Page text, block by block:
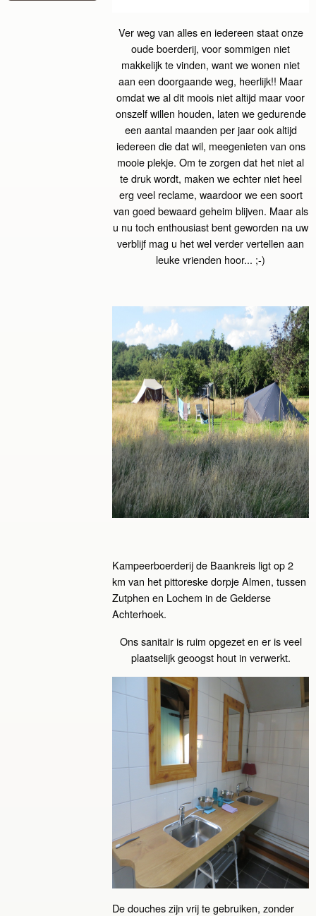
Ver weg van alles en iedereen staat onze
oude boerderij, voor sommigen niet
makkelijk te vinden, want we wonen niet
aan een doorgaande weg, heerlijk!! Maar
omdat we al dit moois niet altijd maar voor
onszelf willen houden, laten we gedurende
een aantal maanden per jaar ook altijd
iedereen die dat wil, meegenieten van ons
mooie plekje. Om te zorgen dat het niet al
te druk wordt, maken we echter niet heel
erg veel reclame, waardoor we een soort
van goed bewaard geheim blijven. Maar als
u nu toch enthousiast bent geworden na uw
verblijf mag u het wel verder vertellen aan
leuke vrienden hoor... ;-)
Kampeerboerderij de Baankreis ligt op 2
km van het pittoreske dorpje Almen, tussen
Zutphen en Lochem in de Gelderse
Achterhoek.
Ons sanitair is ruim opgezet en er is veel
plaatselijk geoogst hout in verwerkt.
De douches zijn vrij te gebruiken, zonder